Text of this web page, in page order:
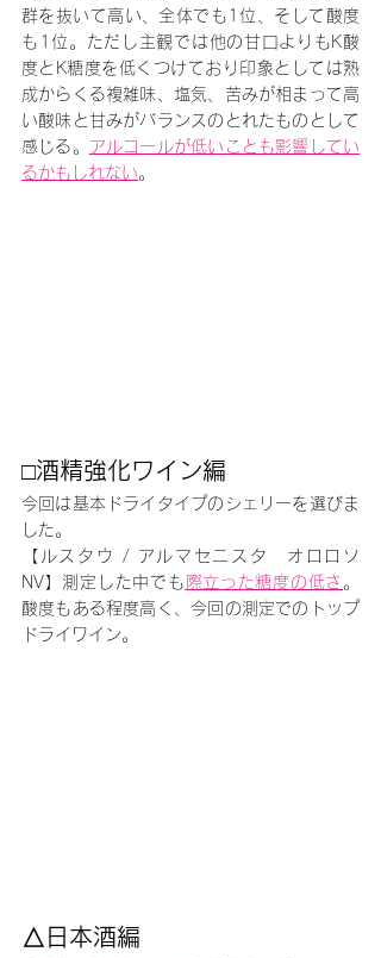
群を抜いて高い、全体でも1位、そして酸度
も1位。ただし主観では他の甘口よりもK酸
度とK糖度を低くつけており印象としては熟
成からくる複雑味、塩気、苦みが相まって高
い酸味と甘みがバランスのとれたものとして
感じる。 アルコールが低いことも影響してい
るかもしれない。
□酒精強化ワイン編
今回は基本ドライタイプのシェリーを選びま
した。
【ルスタウ / アルマセニスタ　オロロソ
NV】測定した中でも 際立った糖度の低さ 。
酸度もある程度高く、今回の測定でのトップ
ドライワイン。
△日本酒編